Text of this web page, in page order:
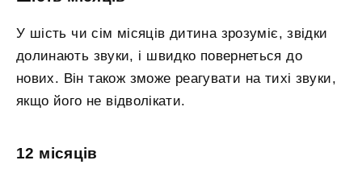
У шість чи сім місяців дитина зрозуміє, звідки
долинають звуки, і швидко повернеться до
нових. Він також зможе реагувати на тихі звуки,
якщо його не відволікати.
12 місяців